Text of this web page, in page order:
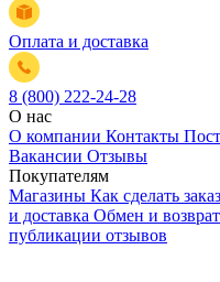
Оплата и доставка
8 (800) 222-24-28
О нас
О компании Контакты
Вакансии Отзывы
Покупателям
Магазины Как сделать заказ
и доставка Обмен и возврат
публикации отзывов